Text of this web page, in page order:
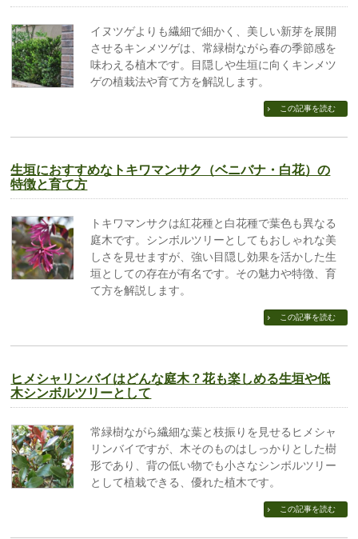
イヌツゲよりも繊細で細かく、美しい新芽を展開
させるキンメツゲは、常緑樹ながら春の季節感を
味わえる植木です。目隠しや生垣に向くキンメツ
ゲの植栽法や育て方を解説します。
この記事を読む
生垣におすすめなトキワマンサク（ベニバナ・白花）の
特徴と育て方
トキワマンサクは紅花種と白花種で葉色も異なる
庭木です。シンボルツリーとしてもおしゃれな美
しさを見せますが、強い目隠し効果を活かした生
垣としての存在が有名です。その魅力や特徴、育
て方を解説します。
この記事を読む
ヒメシャリンバイはどんな庭木？花も楽しめる生垣や低
木シンボルツリーとして
常緑樹ながら繊細な葉と枝振りを見せるヒメシャ
リンバイですが、木そのものはしっかりとした樹
形であり、背の低い物でも小さなシンボルツリー
として植栽できる、優れた植木です。
この記事を読む